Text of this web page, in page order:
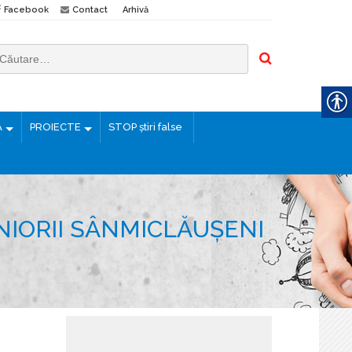
Facebook Contact Arhivă
PROIECTE STOP știri false
SÂNMICLĂUȘENI